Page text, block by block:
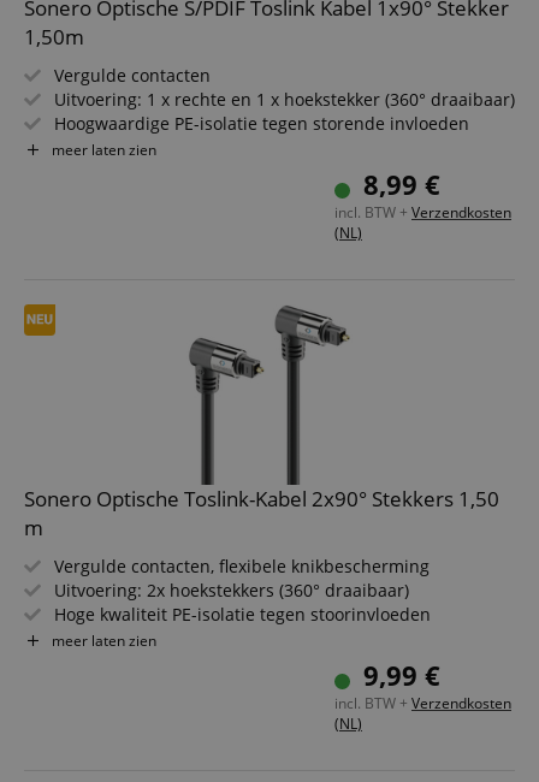
Sonero Optische S/PDIF Toslink Kabel 1x90° Stekker
1,50m
Vergulde contacten
Uitvoering: 1 x rechte en 1 x hoekstekker (360° draaibaar)
Hoogwaardige PE-isolatie tegen storende invloeden
Lengte: 150 cm
meer laten zien
8,99 €
incl. BTW + Verzendkosten
(NL)
Sonero Optische Toslink-Kabel 2x90° Stekkers 1,50
m
Vergulde contacten, flexibele knikbescherming
Uitvoering: 2x hoekstekkers (360° draaibaar)
Hoge kwaliteit PE-isolatie tegen stoorinvloeden
Lengte: 150 cm
meer laten zien
9,99 €
incl. BTW + Verzendkosten
(NL)